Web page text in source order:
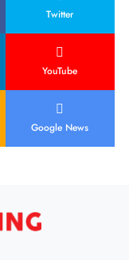
Twitter
YouTube
Google News